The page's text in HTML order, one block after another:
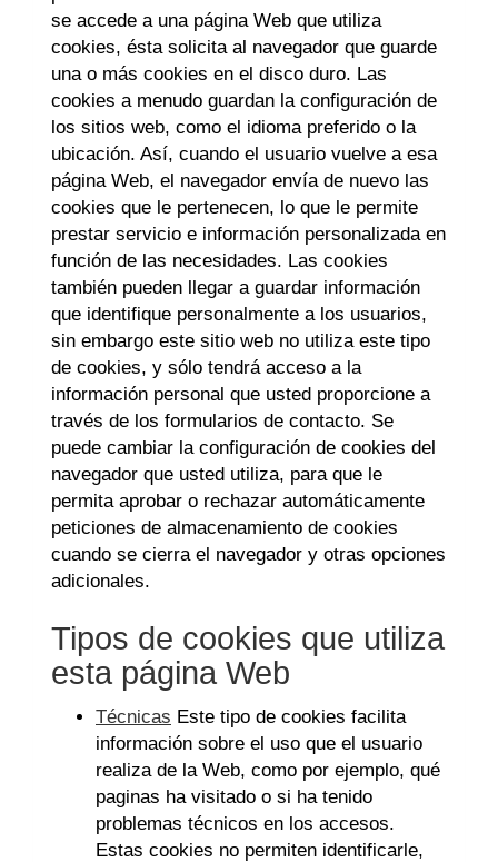
se accede a una página Web que utiliza
cookies, ésta solicita al navegador que guarde
una o más cookies en el disco duro. Las
cookies a menudo guardan la configuración de
los sitios web, como el idioma preferido o la
ubicación. Así, cuando el usuario vuelve a esa
página Web, el navegador envía de nuevo las
cookies que le pertenecen, lo que le permite
prestar servicio e información personalizada en
función de las necesidades. Las cookies
también pueden llegar a guardar información
que identifique personalmente a los usuarios,
sin embargo este sitio web no utiliza este tipo
de cookies, y sólo tendrá acceso a la
información personal que usted proporcione a
través de los formularios de contacto. Se
puede cambiar la configuración de cookies del
navegador que usted utiliza, para que le
permita aprobar o rechazar automáticamente
peticiones de almacenamiento de cookies
cuando se cierra el navegador y otras opciones
adicionales.
Tipos de cookies que utiliza
esta página Web
Técnicas Este tipo de cookies facilita
información sobre el uso que el usuario
realiza de la Web, como por ejemplo, qué
paginas ha visitado o si ha tenido
problemas técnicos en los accesos.
Estas cookies no permiten identificarle,